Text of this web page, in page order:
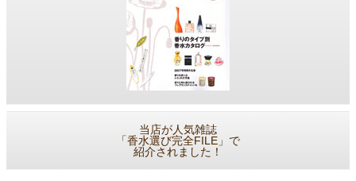
当店が人気雑誌
「香水選び完全FILE」で
紹介されました！